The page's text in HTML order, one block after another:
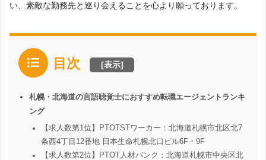
い、素敵な勤務先と巡り会えることを心より願っております。
目次 [表示]
札幌・北海道の言語聴覚士におすすめ転職エージェントランキ
ング
【求人数第1位】PTOTSTワーカー：北海道札幌市北区北7
条西4丁目12番地 日本生命札幌北口ビル6F・9F
【求人数第2位】PTOT人材バンク：北海道札幌市中央区北